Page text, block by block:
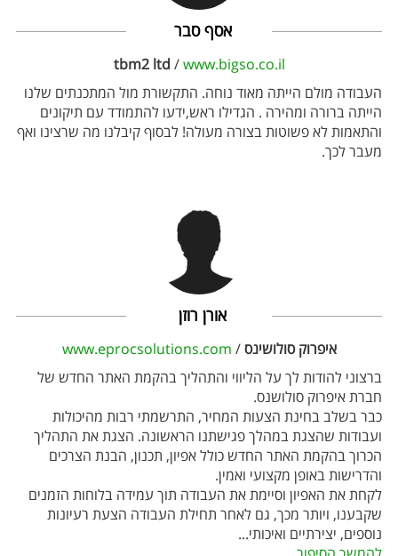
אסף סבר
tbm2 ltd /www.bigso.co.il
העבודה מולם הייתה מאוד נוחה. התקשורת מול המתכנתים שלנו
הייתה ברורה ומהירה . הגדילו ראש,ידעו להתמודד עם תיקונים
והתאמות לא פשוטות בצורה מעולה! לבסוף קיבלנו מה שרצינו ואף
מעבר לכך.
אורן רוזן
איפרוק סולושינס/
www.eprocsolutions.com
ברצוני להודות לך על הליווי והתהליך בהקמת האתר החדש של
חברת איפרוק סולושנס.
כבר בשלב בחינת הצעות המחיר, התרשמתי רבות מהיכולות
ועבודות שהצגת במהלך פגישתנו הראשונה. הצגת את התהליך
הכרוך בהקמת האתר החדש כולל אפיון, תכנון, הבנת הצרכים
והדרישות באופן מקצועי ואמין.
לקחת את האפיון וסיימת את העבודה תוך עמידה בלוחות הזמנים
שקבענו, ויותר מכך, גם לאחר תחילת העבודה הצעת רעיונות
נוספים, יצירתיים ואיכותי...